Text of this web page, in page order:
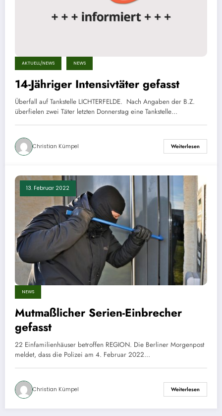
AKTUELL/NEWS NEWS
14-Jähriger Intensivtäter gefasst
Überfall auf Tankstelle LICHTERFELDE. Nach Angaben der B.Z.
überfielen zwei Täter letzten Donnerstag eine Tankstelle…
Christian Kümpel Weiterlesen
13. Februar 2022
NEWS
Mutmaßlicher Serien-Einbrecher
gefasst
22 Einfamilienhäuser betroffen REGION. Die Berliner Morgenpost
meldet, dass die Polizei am 4. Februar 2022…
Christian Kümpel Weiterlesen